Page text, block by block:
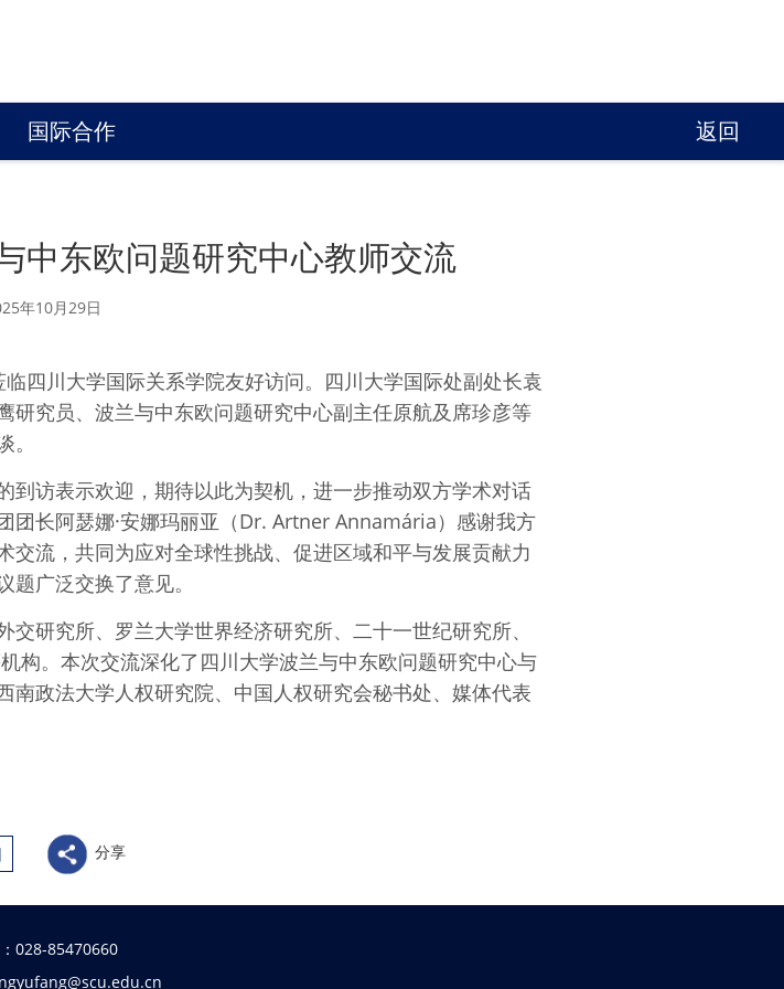
国际合作 返回
中东欧问题研究中心教师交流
年10月29日
四川大学国际关系学院友好访问。四川大学国际处副处长袁
究员、波兰与中东欧问题研究中心副主任原航及席珍彦等
到访表示欢迎，期待以此为契机，进一步推动双方学术对话
团长阿瑟娜·安娜玛丽亚（Dr. Artner Annamária）感谢我方
流，共同为应对全球性挑战、促进区域和平与发展贡献力
广泛交换了意见。
研究所、罗兰大学世界经济研究所、二十一世纪研究所、
构。本次交流深化了四川大学波兰与中东欧问题研究中心与
政法大学人权研究院、中国人权研究会秘书处、媒体代表
分享
028-85470660